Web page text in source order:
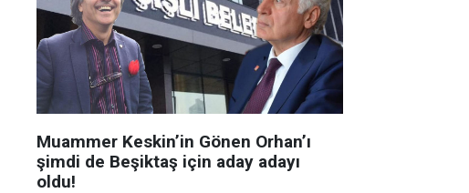
Muammer Keskin’in Gönen Orhan’ı
şimdi de Beşiktaş için aday adayı
oldu!